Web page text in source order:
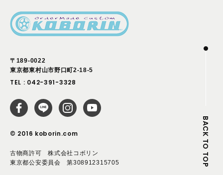
〒189-0022
東京都東村山市野口町2-18-5
TEL : 042-391-3328
© 2016 koborin.com
古物商許可 株式会社コボリン
東京都公安委員会 第308912315705
BACK TO TOP